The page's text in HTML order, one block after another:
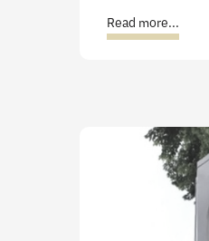
Read more...